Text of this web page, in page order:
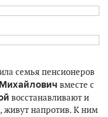
семья пенсионеров
вместе с
восстанавливают и
живут напротив. К ним